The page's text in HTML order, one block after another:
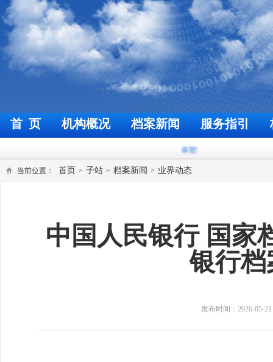
首 页 机构概况 档案新闻 服务指引
欢迎来到福州档案信息网
当前位置： 首页 > 子站 > 档案新闻 > 业界动态
中国人民银行 国家
银行
发布时间：2026-05-21